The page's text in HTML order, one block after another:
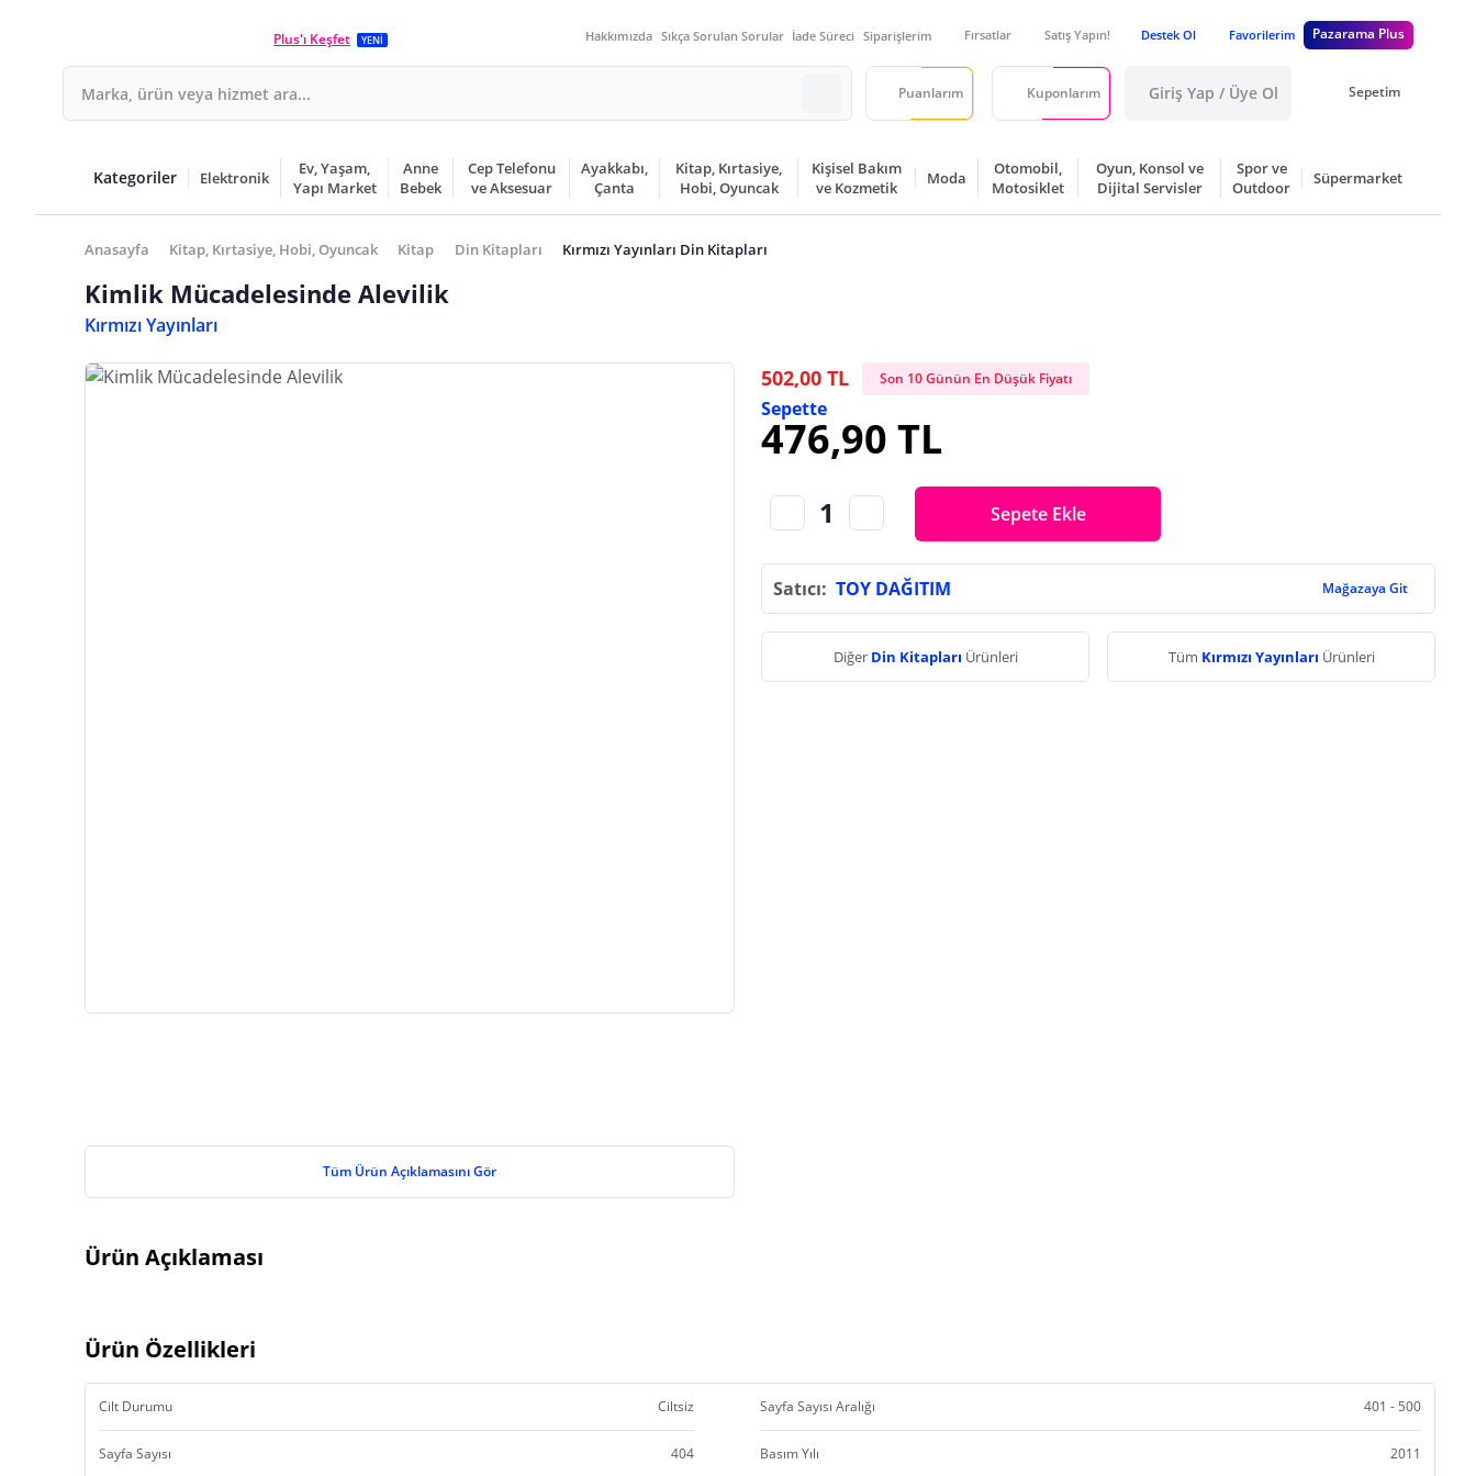
Plus'ı Keşfet YENİ Hakkımızda Sıkça Sorulan Sorular İade Süreci Siparişlerim Fırsatlar Satış Yapın! Destek Ol Favorilerim Pazarama Plus
Puanlarım Kuponlarım Giriş Yap / Üye Ol Sepetim
Kategoriler Elektronik
Ev, Yaşam,
Yapı Market
Anne
Bebek
Cep Telefonu
ve Aksesuar
Ayakkabı,
Çanta
Kitap, Kırtasiye,
Hobi, Oyuncak
Kişisel Bakım
ve Kozmetik
Moda
Otomobil,
Motosiklet
Oyun, Konsol ve
Dijital Servisler
Spor ve
Outdoor
Süpermarket
Anasayfa Kitap, Kırtasiye, Hobi, Oyuncak Kitap Din Kitapları Kırmızı Yayınları Din Kitapları
Kimlik Mücadelesinde Alevilik
Kırmızı Yayınları
Tüm Ürün Açıklamasını Gör
502,00 TL Son 10 Günün En Düşük Fiyatı
Sepette
476,90 TL
Sepete Ekle
Satıcı: TOY DAĞITIM Mağazaya Git
Diğer Din Kitapları Ürünleri Tüm Kırmızı Yayınları Ürünleri
Ürün Açıklaması
Ürün Özellikleri
Cilt Durumu Ciltsiz Sayfa Sayısı Aralığı 401 - 500
Sayfa Sayısı 404 Basım Yılı 2011